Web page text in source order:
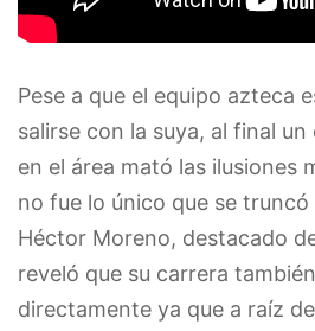
Pese a que el equipo azteca
salirse con la suya, al final
en el área mató las ilusiones
no fue lo único que se truncó
Héctor Moreno, destacado
reveló que su carrera
directamente ya que a raíz